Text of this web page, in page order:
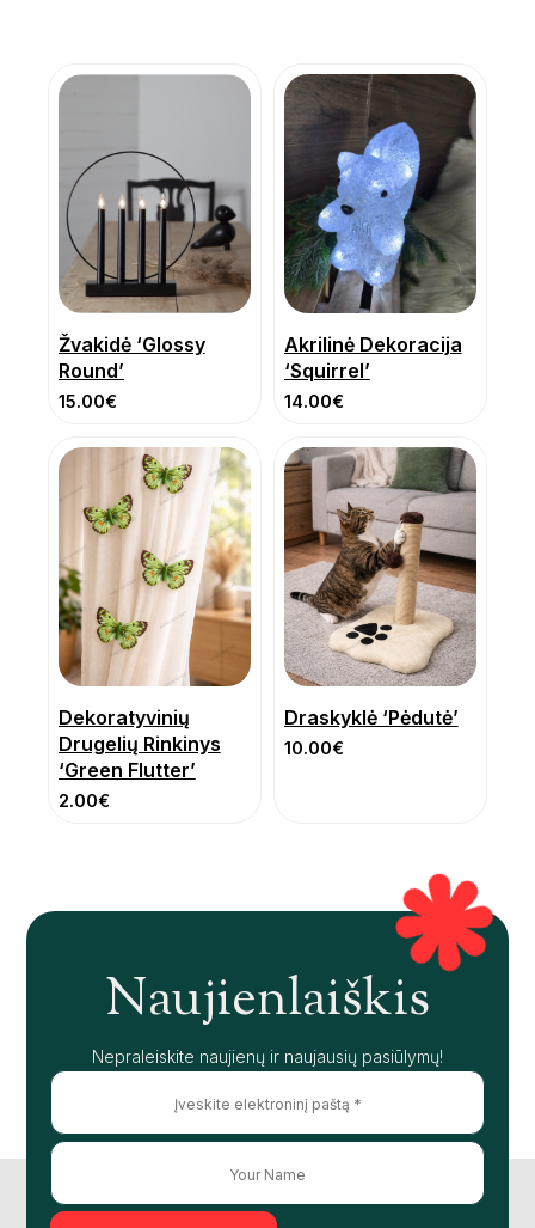
Žvakidė ‘Glossy
Round’
15.00€
Akrilinė Dekoracija
‘Squirrel’
14.00€
Dekoratyvinių
Drugelių Rinkinys
‘Green Flutter’
2.00€
Draskyklė ‘Pėdutė’
10.00€
Naujienlaiškis
Nepraleiskite naujienų ir naujausių pasiūlymų!